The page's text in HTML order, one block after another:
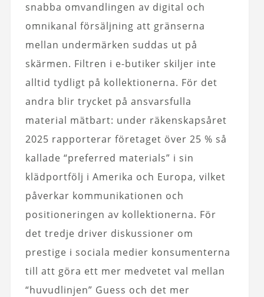
snabba omvandlingen av digital och
omnikanal försäljning att gränserna
mellan undermärken suddas ut på
skärmen. Filtren i e-butiker skiljer inte
alltid tydligt på kollektionerna. För det
andra blir trycket på ansvarsfulla
material mätbart: under räkenskapsåret
2025 rapporterar företaget över 25 % så
kallade “preferred materials” i sin
klädportfölj i Amerika och Europa, vilket
påverkar kommunikationen och
positioneringen av kollektionerna. För
det tredje driver diskussioner om
prestige i sociala medier konsumenterna
till att göra ett mer medvetet val mellan
“huvudlinjen” Guess och det mer